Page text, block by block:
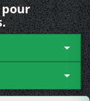

